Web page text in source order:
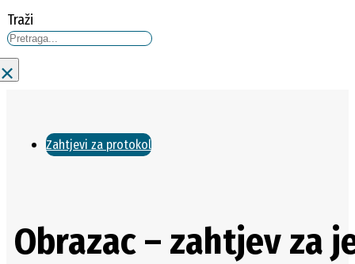
Traži
×
Zahtjevi za protokol
Obrazac – zahtjev za